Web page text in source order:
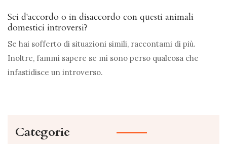
Sei d'accordo o in disaccordo con questi animali
domestici introversi?
Se hai sofferto di situazioni simili, raccontami di più.
Inoltre, fammi sapere se mi sono perso qualcosa che
infastidisce un introverso.
Categorie